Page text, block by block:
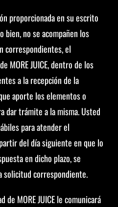
proporcionada en su escrito
bien, no se acompañen los
correspondientes, el
MORE JUICE, dentro de los
a la recepción de la
aporte los elementos o
dar trámite a la misma. Usted
para atender el
del día siguiente en que lo
en dicho plazo, se
solicitud correspondiente.
de MORE JUICE le comunicará